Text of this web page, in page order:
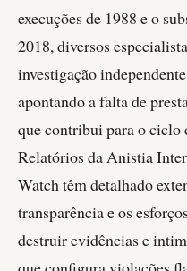
execuções de 1988 e o
2018, diversos
investigação
apontando a falta de
que contribui para o ciclo
Relatórios da Anistia
Watch têm detalhado
transparência e os
destruir evidências e